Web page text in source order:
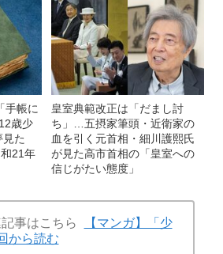
手帳に
歳少
た
21年
皇室典範改正は「だまし討
ち」…五摂家筆頭・近衛家の
血を引く元首相・細川護熙氏
が見た高市首相の「皇室への
信じがたい態度」
事はこちら
【マンガ】「少
から読む